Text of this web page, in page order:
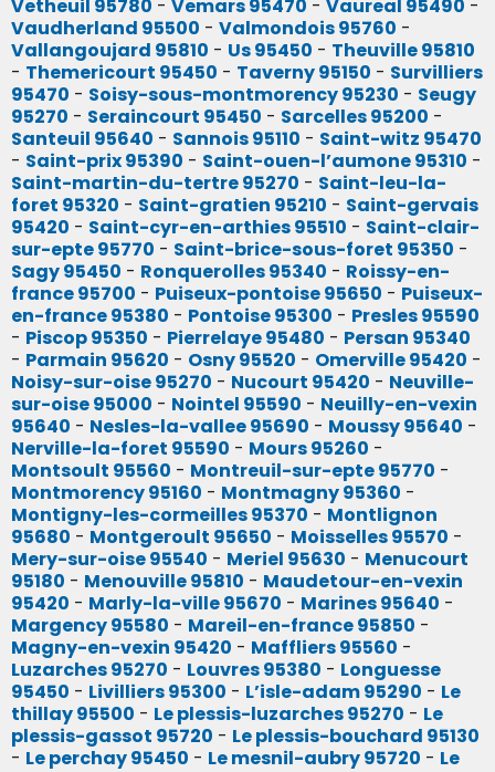
Vetheuil 95780 - Vemars 95470 - Vaureal 95490 -
Vaudherland 95500 - Valmondois 95760 -
Vallangoujard 95810 - Us 95450 - Theuville 95810
- Themericourt 95450 - Taverny 95150 - Survilliers
95470 - Soisy-sous-montmorency 95230 - Seugy
95270 - Seraincourt 95450 - Sarcelles 95200 -
Santeuil 95640 - Sannois 95110 - Saint-witz 95470
- Saint-prix 95390 - Saint-ouen-l’aumone 95310 -
Saint-martin-du-tertre 95270 - Saint-leu-la-
foret 95320 - Saint-gratien 95210 - Saint-gervais
95420 - Saint-cyr-en-arthies 95510 - Saint-clair-
sur-epte 95770 - Saint-brice-sous-foret 95350 -
Sagy 95450 - Ronquerolles 95340 - Roissy-en-
france 95700 - Puiseux-pontoise 95650 - Puiseux-
en-france 95380 - Pontoise 95300 - Presles 95590
- Piscop 95350 - Pierrelaye 95480 - Persan 95340
- Parmain 95620 - Osny 95520 - Omerville 95420 -
Noisy-sur-oise 95270 - Nucourt 95420 - Neuville-
sur-oise 95000 - Nointel 95590 - Neuilly-en-vexin
95640 - Nesles-la-vallee 95690 - Moussy 95640 -
Nerville-la-foret 95590 - Mours 95260 -
Montsoult 95560 - Montreuil-sur-epte 95770 -
Montmorency 95160 - Montmagny 95360 -
Montigny-les-cormeilles 95370 - Montlignon
95680 - Montgeroult 95650 - Moisselles 95570 -
Mery-sur-oise 95540 - Meriel 95630 - Menucourt
95180 - Menouville 95810 - Maudetour-en-vexin
95420 - Marly-la-ville 95670 - Marines 95640 -
Margency 95580 - Mareil-en-france 95850 -
Magny-en-vexin 95420 - Maffliers 95560 -
Luzarches 95270 - Louvres 95380 - Longuesse
95450 - Livilliers 95300 - L’isle-adam 95290 - Le
thillay 95500 - Le plessis-luzarches 95270 - Le
plessis-gassot 95720 - Le plessis-bouchard 95130
- Le perchay 95450 - Le mesnil-aubry 95720 - Le